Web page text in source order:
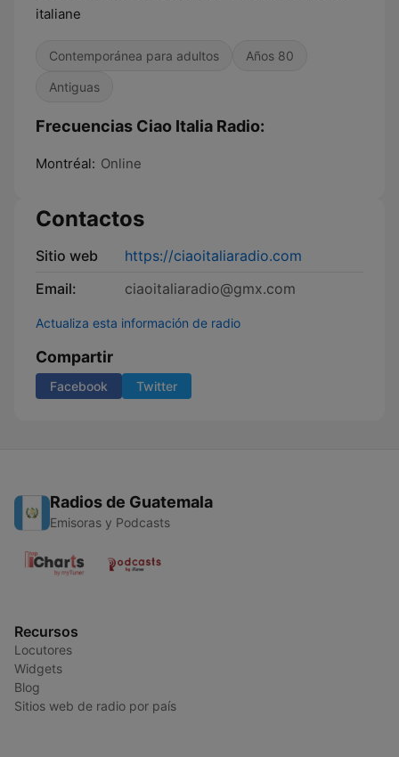
italiane
Contemporánea para adultos Años 80
Antiguas
Frecuencias Ciao Italia Radio:
Montréal: Online
Contactos
Sitio web
https://ciaoitaliaradio.com
Email:
ciaoitaliaradio@gmx.com
Actualiza esta información de radio
Compartir
Facebook Twitter
Radios de Guatemala
Emisoras y Podcasts
Recursos
Locutores
Widgets
Blog
Sitios web de radio por país